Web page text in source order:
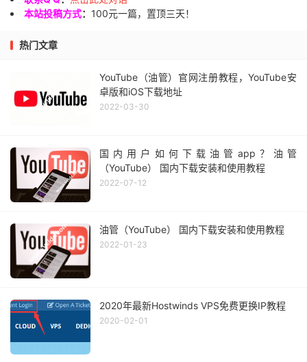
本站投稿方式： 100元一篇，置顶三天！
热门文章
YouTube（油管）官网注册教程，YouTube安
卓版和iOS下载地址
2022-03-30
国内用户如何下载油管app？油管
（YouTube） 国内下载安装和使用教程
2022-07-12
油管（YouTube） 国内下载安装和使用教程
2022-01-23
2020年最新Hostwinds VPS免费更换IP教程
2020-02-01